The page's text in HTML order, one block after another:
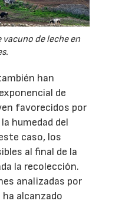
de leche en
han
de
favorecidos por
humedad del
caso, los
al final de la
la recolección.
analizadas por
alcanzado